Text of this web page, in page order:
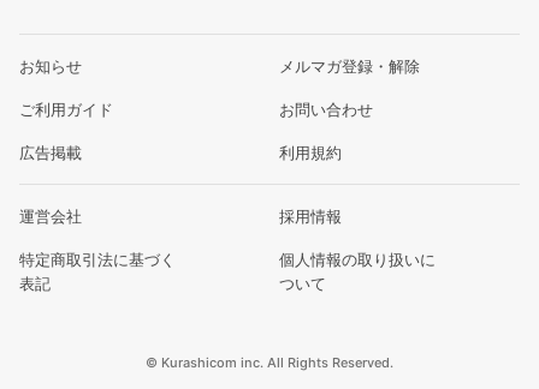
お知らせ メルマガ登録・解除
ご利用ガイド お問い合わせ
広告掲載 利用規約
運営会社 採用情報
特定商取引法に基づく
表記
個人情報の取り扱いに
ついて
© Kurashicom inc. All Rights Reserved.